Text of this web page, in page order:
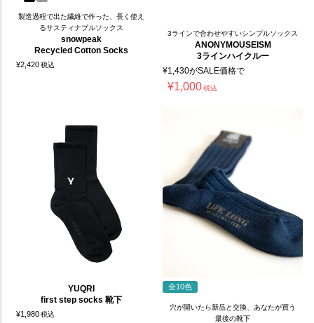
製造過程で出た繊維で作った、長く使え
るサスティナブルソックス
snowpeak
Recycled Cotton Socks
¥2,420税込
3ラインで合わせやすいシンプルソックス
ANONYMOUSEISM
3ラインハイクルー
¥1,430がSALE価格で
¥1,000税込
YUQRI
first step socks 靴下
¥1,980税込
全10色
穴が開いたら新品と交換、あなたが買う
最後の靴下